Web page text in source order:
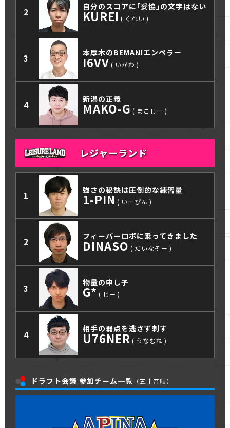
2
自分のスコアに｢妥協｣の文字はない
KUREI くれい
3
本厚木のBEMANIエンペラー
I6VV いがわ
4
新潟の正義
MAKO-G まこじー
レジャーランド
1
強さの秘訣は圧倒的な練習量
1-PIN いーぴん
2
フィーバーロボに乗ってきました
DINASO だいなそー
3
物量の申し子
G* じー
4
相手の弱点を逃さず刺す
U76NER うなむね
ドラフト会議 参加チーム一覧 （五十音順）